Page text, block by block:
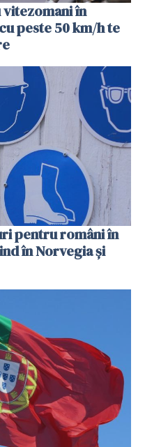
în
peste 50 km/h te
pentru români în
în Norvegia și